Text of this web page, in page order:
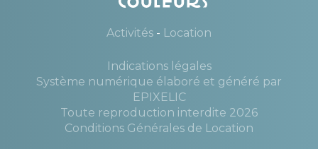
Activités - Location
Indications légales
—
Système numérique élaboré et généré par
EPIXELIC
—
Toute reproduction interdite 2026
—
Conditions Générales de Location